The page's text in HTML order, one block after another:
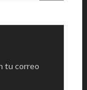
tu correo